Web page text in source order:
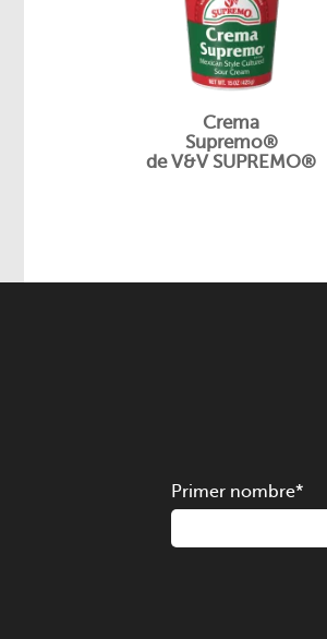
Crema
Supremo®
de V&V SUPREMO®
Primer nombre*